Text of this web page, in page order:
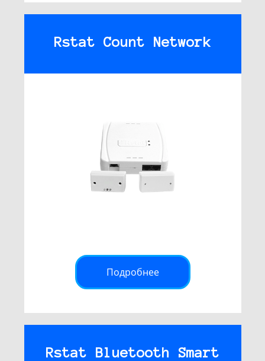
Rstat Count Network
Подробнее
Rstat Bluetooth Smart